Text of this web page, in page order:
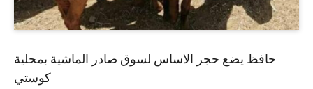
حافظ يضع حجر الاساس لسوق صادر الماشية بمحلية
كوستي